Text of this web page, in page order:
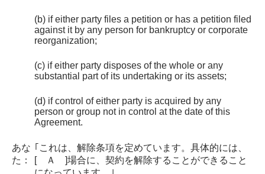
(b) if either party files a petition or has a petition filed
against it by any person for bankruptcy or corporate
reorganization;
(c) if either party disposes of the whole or any
substantial part of its undertaking or its assets;
(d) if control of either party is acquired by any
person or group not in control at the date of this
Agreement.
あな
た：
｢これは、解除条項を定めています。具体的には、
[ Ａ ]場合に、契約を解除することができること